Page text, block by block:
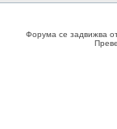
Форума се задвижва